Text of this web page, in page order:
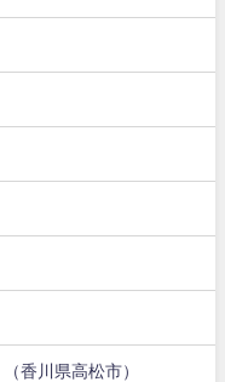
香川県高松市）